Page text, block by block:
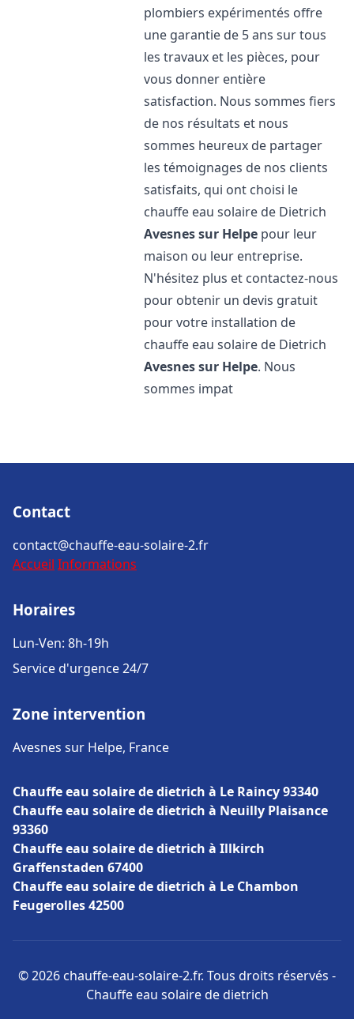
plombiers expérimentés offre
une garantie de 5 ans sur tous
les travaux et les pièces, pour
vous donner entière
satisfaction. Nous sommes fiers
de nos résultats et nous
sommes heureux de partager
les témoignages de nos clients
satisfaits, qui ont choisi le
chauffe eau solaire de Dietrich
Avesnes sur Helpe pour leur
maison ou leur entreprise.
N'hésitez plus et contactez-nous
pour obtenir un devis gratuit
pour votre installation de
chauffe eau solaire de Dietrich
Avesnes sur Helpe. Nous
sommes impat
Contact
contact@chauffe-eau-solaire-2.fr
Accueil Informations
Horaires
Lun-Ven: 8h-19h
Service d'urgence 24/7
Zone intervention
Avesnes sur Helpe, France
Chauffe eau solaire de dietrich à Le Raincy 93340
Chauffe eau solaire de dietrich à Neuilly Plaisance
93360
Chauffe eau solaire de dietrich à Illkirch
Graffenstaden 67400
Chauffe eau solaire de dietrich à Le Chambon
Feugerolles 42500
© 2026 chauffe-eau-solaire-2.fr. Tous droits réservés -
Chauffe eau solaire de dietrich